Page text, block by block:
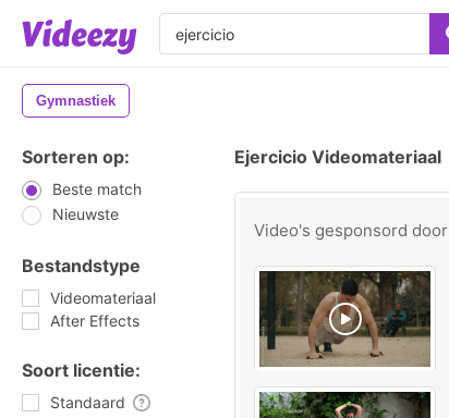
Gymnastiek
Sorteren op:
Beste match
Nieuwste
Bestandstype
Videomateriaal
After Effects
Soort licentie:
Standaard
Ejercicio Videomateriaal
Video's gesponsord door